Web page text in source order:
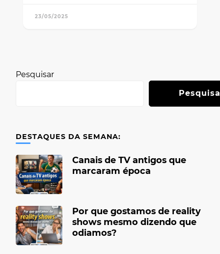
23/05/2025
Pesquisar
DESTAQUES DA SEMANA:
Canais de TV antigos que
marcaram época
Por que gostamos de reality
shows mesmo dizendo que
odiamos?